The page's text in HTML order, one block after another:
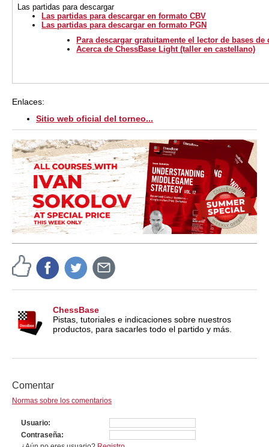
Las partidaspara descargar
Las partidas para descargar en formato CBV
Las partidas para descargar en formato PGN
Para descargar gratuitamente el lector de bases de
Acerca de ChessBase Light (taller en castellano)
Enlaces:
Sitio web oficial del torneo...
ChessBase
Pistas, tutoriales e indicaciones sobre nuestros
productos, para sacarles todo el partido y más.
Comentar
Normas sobre los comentarios
Usuario
Contraseña